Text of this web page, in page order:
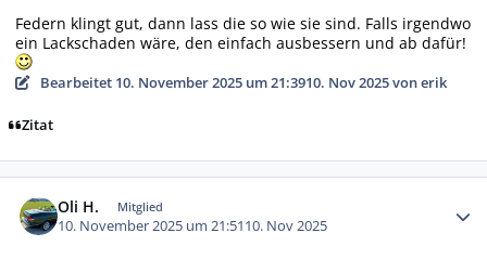
Federn klingt gut, dann lass die so wie sie sind. Falls irgendwo
ein Lackschaden wäre, den einfach ausbessern und ab dafür!
Bearbeitet 10. November 2025 um 21:3910. Nov 2025von erik
Zitat
Oli H. Mitglied
10. November 2025 um 21:5110. Nov 2025